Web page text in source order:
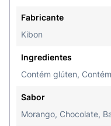
Fabricante
Kibon
Ingredientes
Contém glúten,
Sabor
Morango, Chocolate,